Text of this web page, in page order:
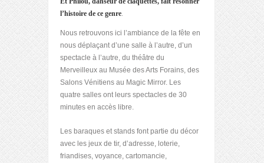
l’histoire de ce genre.
Nous retrouvons ici l’ambiance de la fête en
nous déplaçant d’une salle à l’autre, d’un
spectacle à l’autre, du théâtre du
Merveilleux au Musée des Arts Forains, des
Salons Vénitiens au Magic Mirror. Les
quatre salles ont leurs spectacles de 30
minutes en accès libre.
Les baraques et stands font partie du décor
avec les jeux de tir, d’adresse, loterie,
friandises, voyance, cartomancie,